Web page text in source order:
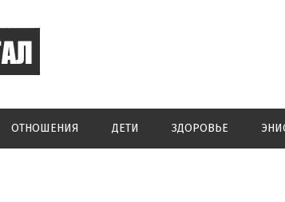
ОТНОШЕНИЯ ДЕТИ ЗДОРОВЬЕ